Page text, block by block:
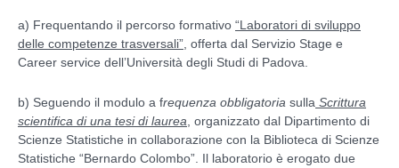
a) Frequentando il percorso formativo “Laboratori di sviluppo
delle competenze trasversali” , offerta dal Servizio Stage e
Career service dell’Università degli Studi di Padova.
b) Seguendo il modulo a frequenza obbligatoria sulla Scrittura
scientifica di una tesi di laurea , organizzato dal Dipartimento di
Scienze Statistiche in collaborazione con la Biblioteca di Scienze
Statistiche “Bernardo Colombo”. Il laboratorio è erogato due